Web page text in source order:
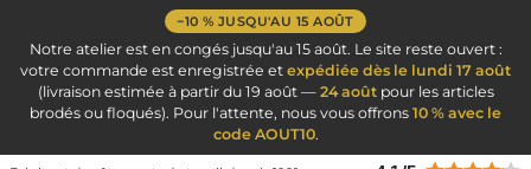
−10 % JUSQU'AU 15 AOÛT
Notre atelier est en congés jusqu'au 15 août. Le site reste ouvert :
votre commande est enregistrée et expédiée dès le lundi 17 août
(livraison estimée à partir du 19 août — 24 aoûtpour les articles
brodés ou floqués). Pour l'attente, nous vous offrons 10 % avec le
code AOUT10.